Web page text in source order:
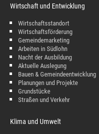
Wirtschaft und Entwicklung
Wirtschaftsstandort
Wirtschaftsförderung
Gemeindemarketing
Arbeiten in Südlohn
Nacht der Ausbildung
Aktuelle Auslegung
Bauen & Gemeindeentwicklung
Planungen und Projekte
Grundstücke
Straßen und Verkehr
Klima und Umwelt